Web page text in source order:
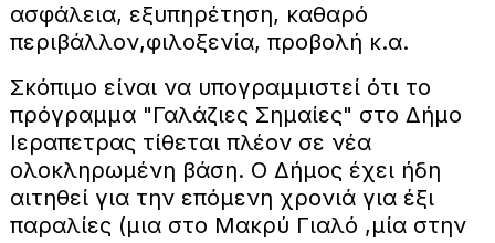
ασφάλεια, εξυπηρέτηση, καθαρό
περιβάλλον,φιλοξενία, προβολή κ.α.
Σκόπιμο είναι να υπογραμμιστεί ότι το
πρόγραμμα "Γαλάζιες Σημαίες" στο Δήμο
Ιεραπετρας τίθεται πλέον σε νέα
ολοκληρωμένη βάση. Ο Δήμος έχει ήδη
αιτηθεί για την επόμενη χρονιά για έξι
παραλίες (μια στο Μακρύ Γιαλό ,μία στην